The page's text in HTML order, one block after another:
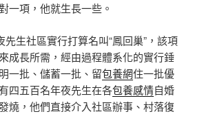
一項，他就生長一些。
生社區實行打算名叫“鳳回巢”，該項
成長所需，經由過程體系化的實行錘
一批、儲蓄一批、留包養網住一批優
四五百名年夜先生在各包養感情自婚
燒，他們直接介入社區辦事、村落復